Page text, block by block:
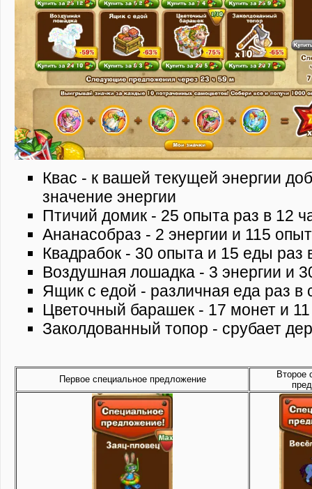
Квас - к вашей текущей энергии
значение энергии
Птичий домик - 25 опыта раз в 12
Ананасобраз - 2 энергии и 115
Квадрабок - 30 опыта и 15 еды раз
Воздушная лошадка - 3 энергии и
Ящик с едой - различная еда раз в
Цветочный барашек - 17 монет и
Заколдованный топор - срубает
Первое специальное предложение
Второе